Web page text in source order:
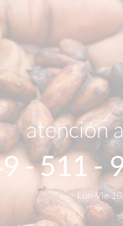
atención
- 511 -
Lun-Vie